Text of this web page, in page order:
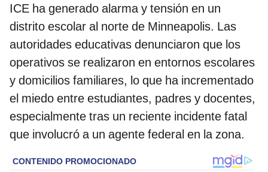
ICE ha generado alarma y tensión en un
distrito escolar al norte de Minneapolis. Las
autoridades educativas denunciaron que los
operativos se realizaron en entornos escolares
y domicilios familiares, lo que ha incrementado
el miedo entre estudiantes, padres y docentes,
especialmente tras un reciente incidente fatal
que involucró a un agente federal en la zona.